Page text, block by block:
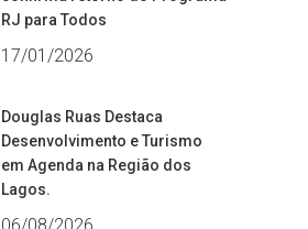
RJ para Todos
17/01/2026
Douglas Ruas Destaca
Desenvolvimento e Turismo
em Agenda na Região dos
Lagos.